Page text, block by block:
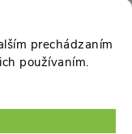
prechádzaním
používaním.